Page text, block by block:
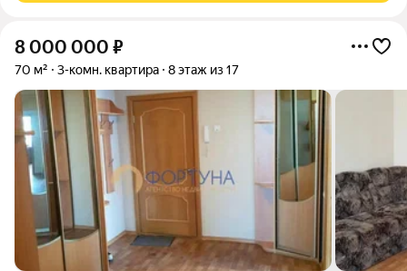
8 000 000 ₽
70 м² 3-комн. квартира 8 этаж из 17